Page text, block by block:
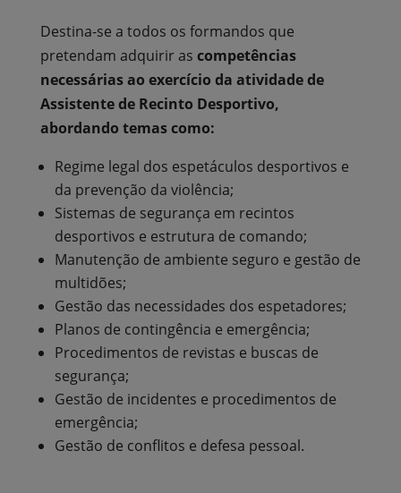
Destina-se a todos os formandos que
pretendam adquirir as competências
necessárias ao exercício da atividade de
Assistente de Recinto Desportivo,
abordando temas como:
Regime legal dos espetáculos desportivos e
da prevenção da violência;
Sistemas de segurança em recintos
desportivos e estrutura de comando;
Manutenção de ambiente seguro e gestão de
multidões;
Gestão das necessidades dos espetadores;
Planos de contingência e emergência;
Procedimentos de revistas e buscas de
segurança;
Gestão de incidentes e procedimentos de
emergência;
Gestão de conflitos e defesa pessoal.